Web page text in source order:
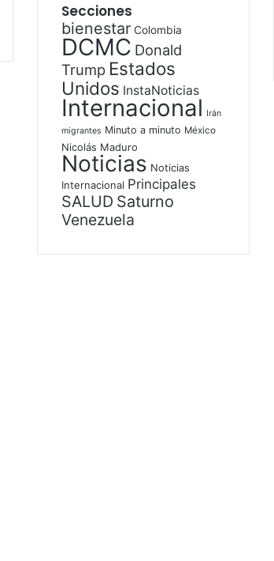
Secciones
bienestar Colombia
DCMC Donald
Trump Estados
Unidos InstaNoticias
Internacional Irán
migrantes Minuto a minuto México
Nicolás Maduro
Noticias Noticias
Internacional Principales
SALUD Saturno
Venezuela